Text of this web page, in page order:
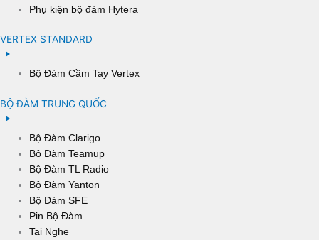
Phụ kiện bộ đàm Hytera
VERTEX STANDARD
Bộ Đàm Cầm Tay Vertex
BỘ ĐÀM TRUNG QUỐC
Bộ Đàm Clarigo
Bộ Đàm Teamup
Bộ Đàm TL Radio
Bộ Đàm Yanton
Bộ Đàm SFE
Pin Bộ Đàm
Tai Nghe